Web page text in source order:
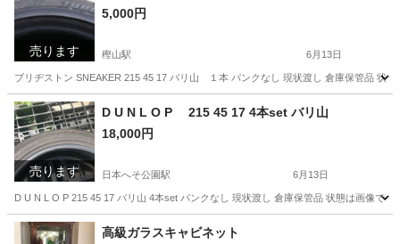
売ります
5,000円
樫山駅 6月13日
ブリヂストン SNEAKER 215 45 17 バリ山 １本 パンクなし 現状渡し 倉庫保管品
兵庫 小野市 加東市
日本へそ公園駅 タイヤ、ホイール
売ります
D U N L O P 215 45 17 4本set バリ山
18,000円
日本へそ公園駅 6月13日
D U N L O P 215 45 17 バリ山 4本set パンクなし 現状渡し 倉庫保管品 状態は画像で
兵庫 小野市 日本へそ公園駅 タイヤ、ホイール
高級ガラスキャビネット